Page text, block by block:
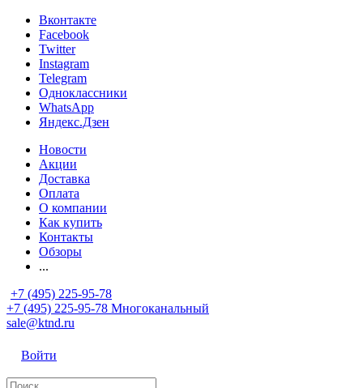
Вконтакте
Facebook
Twitter
Instagram
Telegram
Одноклассники
WhatsApp
Яндекс.Дзен
Новости
Акции
Доставка
Оплата
О компании
Как купить
Контакты
Обзоры
...
+7 (495) 225-95-78
+7 (495) 225-95-78 Многоканальный
sale@ktnd.ru
Войти